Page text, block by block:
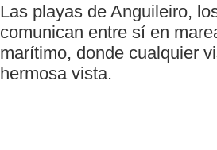
Las playas de Anguileiro,
comunican entre sí en
marítimo, donde cualquier
hermosa vista.